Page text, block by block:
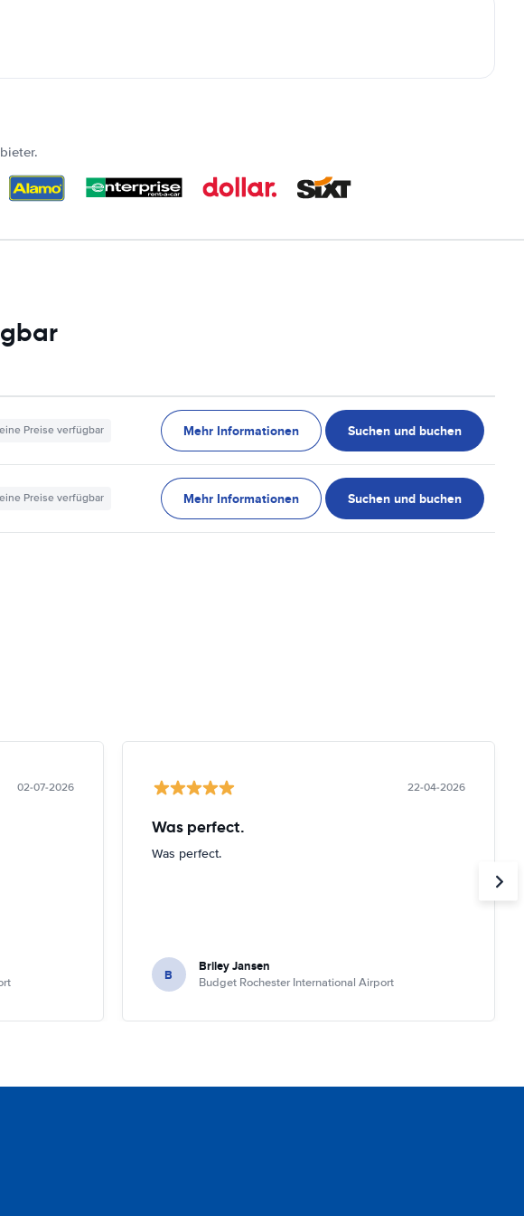
Preise verfügbar Mehr Informationen Suchen und buchen
Preise verfügbar Mehr Informationen Suchen und buchen
02-07-2026 22-04-2026
Was perfect.
Was perfect.
B Briley Jansen
Budget Rochester International Airport